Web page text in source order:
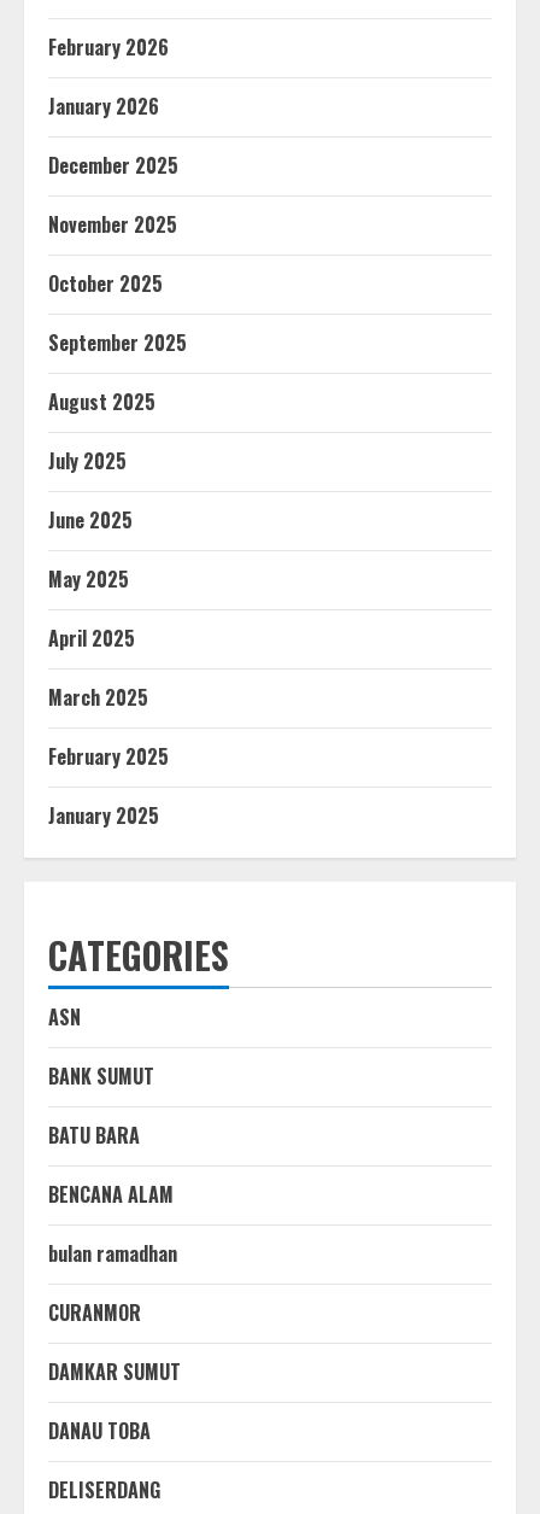
February 2026
January 2026
December 2025
November 2025
October 2025
September 2025
August 2025
July 2025
June 2025
May 2025
April 2025
March 2025
February 2025
January 2025
CATEGORIES
ASN
BANK SUMUT
BATU BARA
BENCANA ALAM
bulan ramadhan
CURANMOR
DAMKAR SUMUT
DANAU TOBA
DELISERDANG